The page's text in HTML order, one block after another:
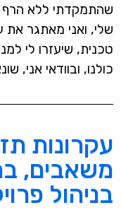
שהתמקדתי ללא הרף
שלי, ואני מאתגר את
טכנית, שיעזרו לי
כולנו, ובוודאי אני,
עקרונות
משאבים,
בניהול